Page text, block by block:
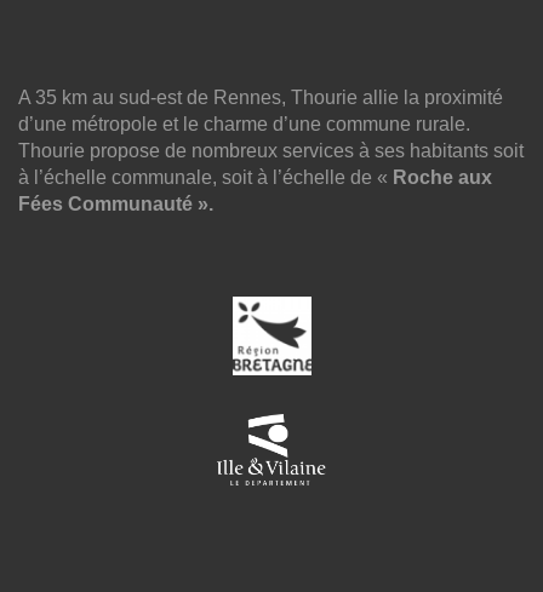
A 35 km au sud-est de Rennes, Thourie allie la proximité
d’une métropole et le charme d’une commune rurale.
Thourie propose de nombreux services à ses habitants soit
à l’échelle communale, soit à l’échelle de « Roche aux
Fées Communauté ».